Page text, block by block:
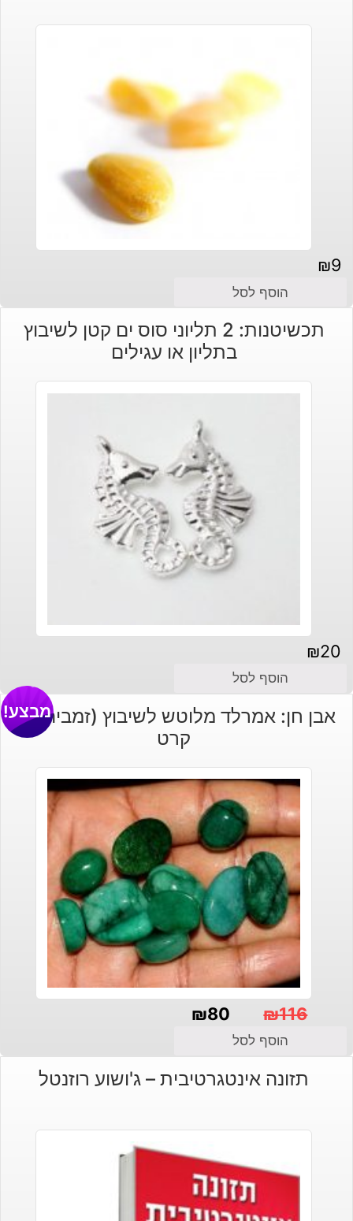
₪9
הוסף לסל
תכשיטנות: 2 תליוני סוס ים קטן לשיבוץ
בתליון או עגילים
₪20
הוסף לסל
אבן חן: אמרלד מלוטש לשיבוץ (זמביה) 15
קרט
מבצע!
₪116
המקורי
₪80
הנוכחי
הוסף לסל
תזונה אינטגרטיבית – ג'ושוע רוזנטל